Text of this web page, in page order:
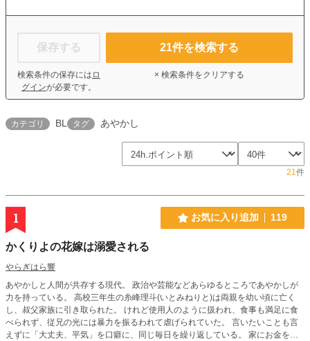
保存する
検索条件の保存には ロ
グインが必要です。
21件を検索する
× 検索条件をクリアする
カテゴリ BL タグ あやかし
21件
1 お気に入り追加 119
かくりよの花嫁は溺愛される
やらぎはら響
あやかしと人間が共存する現代。 政治や芸能などあらゆるところであやかしが
力を持っている。 高校三年生の糸峰理斗(いとみねりと)は両親を幼い頃に亡く
し、叔父家族に引き取られた。 けれど使用人のように扱われ、食事も満足に食
べられず、従兄の光には暴力を振るわれて虐げられていた。 言いたいことも言
えずに「大丈夫、平気」を口癖に、同じ毎日を繰り返している。 家にお金をい